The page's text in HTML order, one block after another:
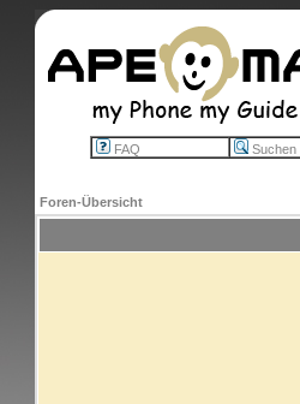
FAQ Suchen
Foren-Übersicht